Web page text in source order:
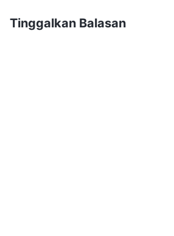
orang pertama, mengapa harus
Tinggalkan Balasan